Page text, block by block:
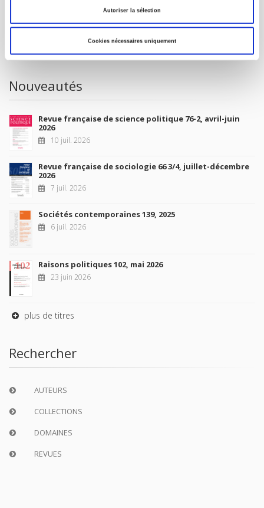
Autoriser la sélection
Cookies nécessaires uniquement
La France et l'Union européenne
Nouveautés
Revue française de science politique 76-2, avril-juin
2026
10 juil. 2026
Revue française de sociologie 66 3/4, juillet-décembre
2026
7 juil. 2026
Sociétés contemporaines 139, 2025
6 juil. 2026
Raisons politiques 102, mai 2026
23 juin 2026
plus de titres
Rechercher
AUTEURS
COLLECTIONS
DOMAINES
REVUES